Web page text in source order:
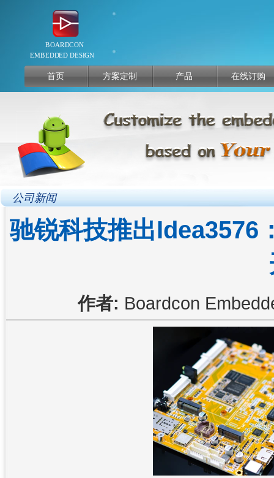
首页 方案定制 产品 在线订购
公司新闻
驰锐科技推出Idea3576
作者: Boardcon